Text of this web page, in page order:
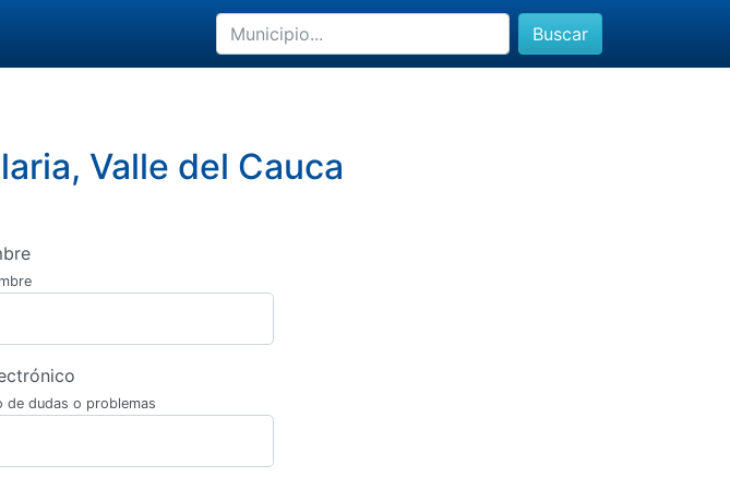
Buscar
Valle del Cauca
de dudas o problemas